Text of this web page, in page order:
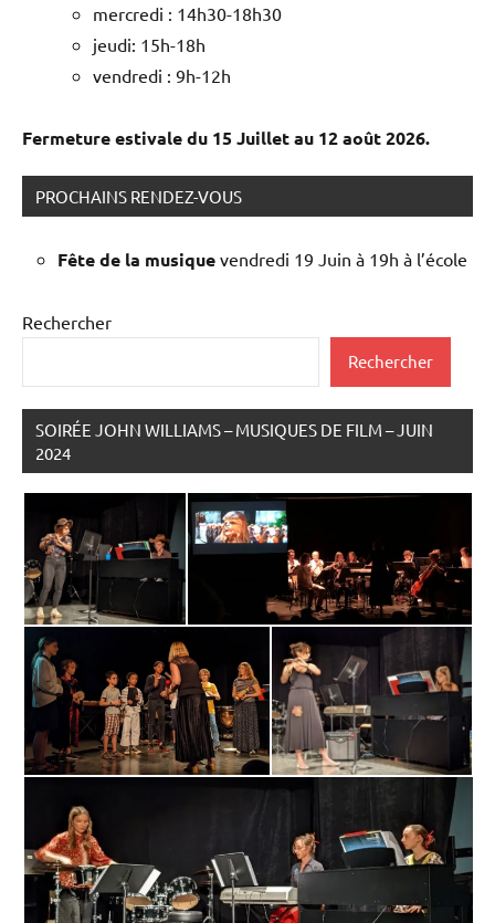
mercredi : 14h30-18h30
jeudi: 15h-18h
vendredi : 9h-12h
Fermeture estivale du 15 Juillet au 12 août 2026.
PROCHAINS RENDEZ-VOUS
Fête de la musique vendredi 19 Juin à 19h à l’école
Rechercher
Rechercher
SOIRÉE JOHN WILLIAMS – MUSIQUES DE FILM – JUIN
2024